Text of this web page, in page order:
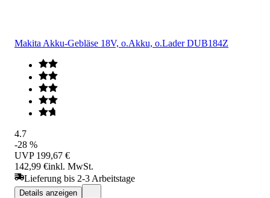
Makita Akku-Gebläse 18V, o.Akku, o.Lader DUB184Z
4.7
-28 %
UVP 199,67 €
142,99 €inkl. MwSt.
Lieferung bis 2-3 Arbeitstage
Details anzeigen